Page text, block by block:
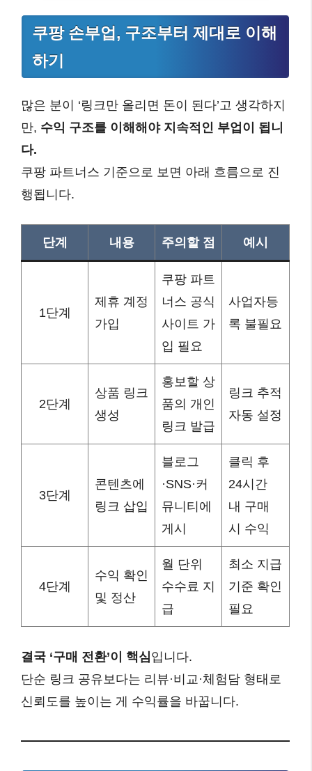
쿠팡 손부업, 구조부터 제대로 이해
하기
많은 분이 ‘링크만 올리면 돈이 된다’고 생각하지
만, 수익 구조를 이해해야 지속적인 부업이 됩니
다.
쿠팡 파트너스 기준으로 보면 아래 흐름으로 진
행됩니다.
단계 내용 주의할 점 예시
1단계
제휴 계정
가입
쿠팡 파트
너스 공식
사이트 가
입 필요
사업자등
록 불필요
2단계
상품 링크
생성
홍보할 상
품의 개인
링크 발급
링크 추적
자동 설정
3단계
콘텐츠에
링크 삽입
블로그
·SNS·커
뮤니티에
게시
클릭 후
24시간
내 구매
시 수익
4단계
수익 확인
및 정산
월 단위
수수료 지
급
최소 지급
기준 확인
필요
결국 ‘구매 전환’이 핵심 입니다.
단순 링크 공유보다는 리뷰·비교·체험담 형태로
신뢰도를 높이는 게 수익률을 바꿉니다.